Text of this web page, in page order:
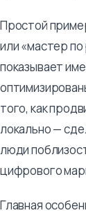
Простой
или «мастер
показывает
того, как
локально —
люди
цифрового
Главная